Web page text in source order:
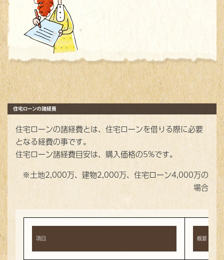
住宅ローンの諸経費とは、住宅ローンを借りる際に必要
となる経費の事です。
住宅ローン諸経費目安は、購入価格の5%です。
※土地2,000万、建物2,000万、住宅ローン4,000万の
場合
項目 概要